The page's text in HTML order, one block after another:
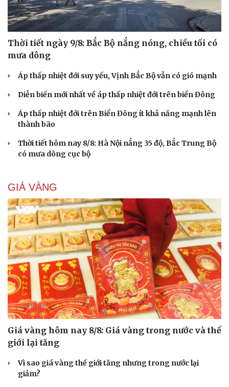
Thời tiết ngày 9/8: Bắc Bộ nắng nóng, chiều tối có
mưa dông
Áp thấp nhiệt đới suy yếu, Vịnh Bắc Bộ vẫn có gió mạnh
Diễn biến mới nhất về áp thấp nhiệt đới trên biển Đông
Áp thấp nhiệt đới trên Biển Đông ít khả năng mạnh lên
thành bão
Thời tiết hôm nay 8/8: Hà Nội nắng 35 độ, Bắc Trung Bộ
có mưa dông cục bộ
GIÁ VÀNG
Giá vàng hôm nay 8/8: Giá vàng trong nước và thế
giới lại tăng
Vì sao giá vàng thế giới tăng nhưng trong nước lại
giảm?